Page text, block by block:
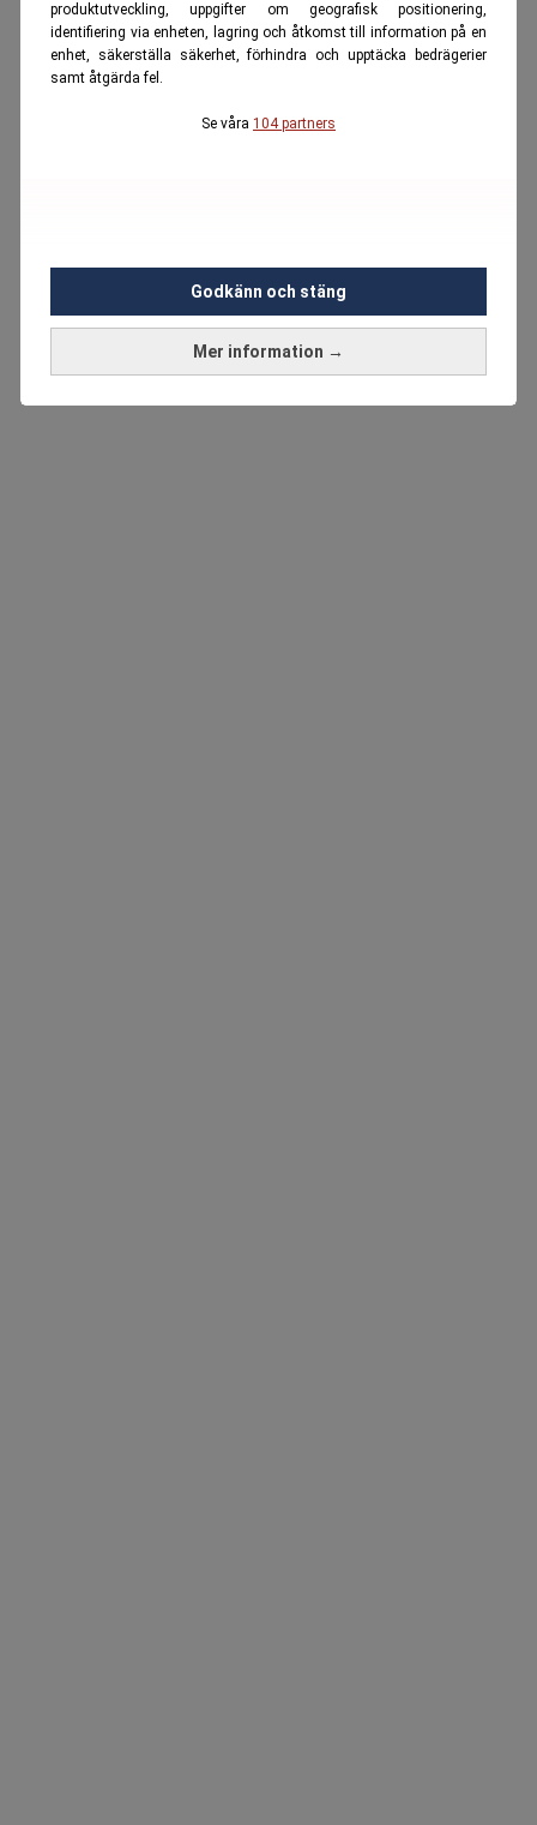
produktutveckling, uppgifter om geografisk positionering,
identifiering via enheten, lagring och åtkomst till information på en
enhet, säkerställa säkerhet, förhindra och upptäcka bedrägerier
samt åtgärda fel.
Se våra 104 partners
Mer information →
Godkänn och stäng